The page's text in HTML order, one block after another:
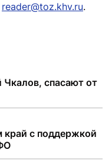
reader@toz.khv.ru.
Чкалов, спасают от
с поддержкой